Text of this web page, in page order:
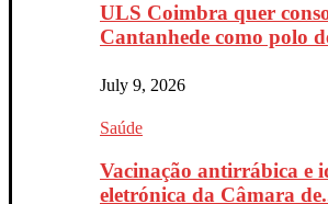
ULS Coimbra quer
Cantanhede como polo
July 9, 2026
Saúde
Vacinação antirrábica e
eletrónica da Câmara